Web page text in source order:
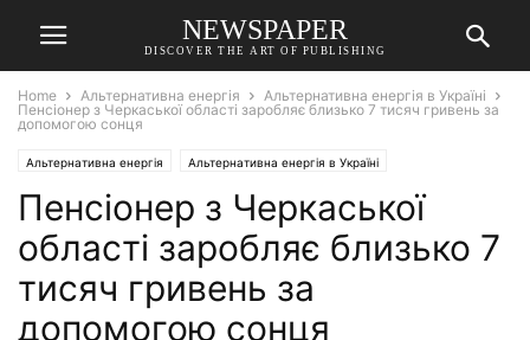
NEWSPAPER
DISCOVER THE ART OF PUBLISHING
Home Альтернативна енергія
Альтернативна енергія в Україні
Пенсіонер з Черкаської області заробляє близько 7 тисяч гривень за
допомогою сонця
Альтернативна енергія Альтернативна енергія в Україні
Пенсіонер з Черкаської
області заробляє близько 7
тисяч гривень за
допомогою сонця